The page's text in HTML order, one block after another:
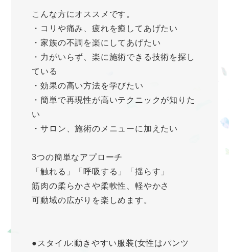
こんな方にオススメです。
・コリや痛み、疲れを癒してあげたい
・家族の不調を楽にしてあげたい
・力がいらず、楽に施術できる技術を探し
ている
・効果の高い方法を学びたい
・簡単で再現性が高いテクニックが知りた
い
・サロン、施術のメニューに加えたい
3つの簡単なアプローチ
「触れる」「呼吸する」「揺らす」
筋肉の柔らかさや柔軟性、軽やかさ
可動域の広がりを楽しめます。
●スタイル:動きやすい服装(女性はパンツ